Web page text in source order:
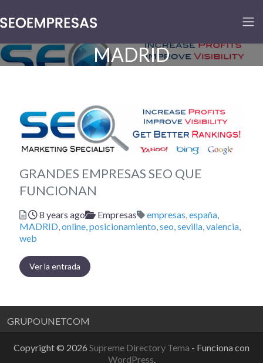
MADRID
GRANDES EMPRESAS SEO QUE
FUNCIONAN
Posted
8 years ago Categories
Empresas Tags
empresas españa
MADRID online posicionamiento seo sevilla valencia
web
Ver la entrada
GRUPOUNETCOM
Copyright © 2026 Supreme Directory Tema - Funciona con
WordPress.